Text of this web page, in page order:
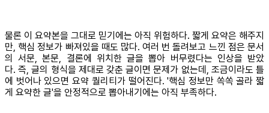
물론 이 요약본을 그대로 믿기에는 아직 위험하다. 짧게 요약은 해주지
만, 핵심 정보가 빠져있을 때도 많다. 여러 번 돌려보고 느낀 점은 문서
의 서문, 본문, 결론에 위치한 글을 뽑아 버무렸다는 인상을 받았
다. 즉, 글의 형식을 제대로 갖춘 글이면 문제가 없는데, 조금이라도 틀
에 벗어나 있으면 요약 퀄리티가 떨어진다. '핵심 정보만 쏙쏙 골라 짧
게 요약한 글'을 안정적으로 뽑아내기에는 아직 부족하다.